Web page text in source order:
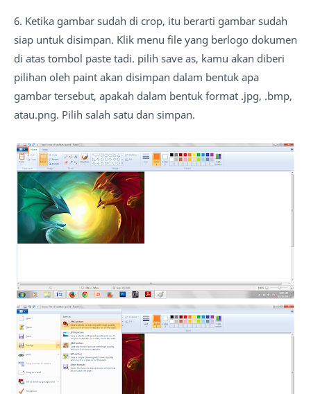
6. Ketika gambar sudah di crop, itu berarti gambar sudah
siap untuk disimpan. Klik menu file yang berlogo dokumen
di atas tombol paste tadi. pilih save as, kamu akan diberi
pilihan oleh paint akan disimpan dalam bentuk apa
gambar tersebut, apakah dalam bentuk format .jpg, .bmp,
atau.png. Pilih salah satu dan simpan.